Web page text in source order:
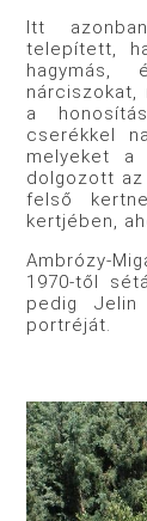
Itt
telepített,
hagymás,
a
cserékkel
melyeket a
dolgozott az
felső
kertjében,
Ambrózy-
1970-től
pedig Jelin
portréját.